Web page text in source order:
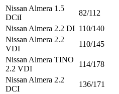
Nissan Almera 1.5
DCiI
82/112
Nissan Almera 2.2 DI 110/140
Nissan Almera 2.2
VDI
110/145
Nissan Almera TINO
2.2 VDI
114/178
Nissan Almera 2.2
DCI
136/171